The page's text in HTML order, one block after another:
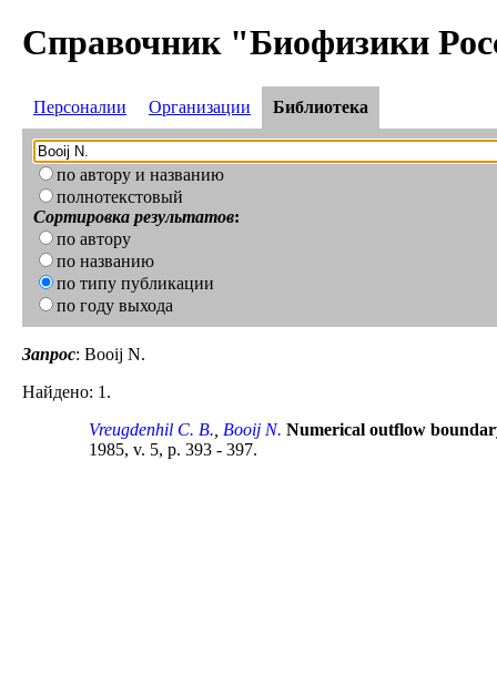
Справочник "Биофизики
Персоналии Организации Библиотека
по автору и названию
полнотекстовый
Сортировка результатов:
по автору
по названию
по типу публикации
по году выхода
Запрос: Booij N.
Найдено: 1.
Vreugdenhil C. B., Booij N. Numerical outflow
1985, v. 5, p. 393 - 397.